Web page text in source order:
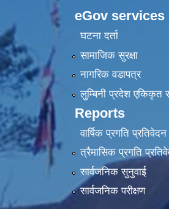
eGov services
घटना दर्ता
सामाजिक सुरक्षा
नागरिक वडापत्र
लुम्बिनी प्रदेश एकिकृत
Reports
वार्षिक प्रगति प्रतिवेदन
त्रैमासिक प्रगति
सार्वजनिक सुनुवाई
सार्वजनिक परीक्षण